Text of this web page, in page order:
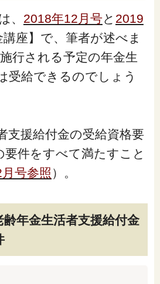
、 2018年12月号と 2019
座】で、筆者が述べま
行される予定の年金生
受給できるのでしょう
支援給付金の受給資格要
要件をすべて満たすこと
号参照 ）。
年金生活者支援給付金